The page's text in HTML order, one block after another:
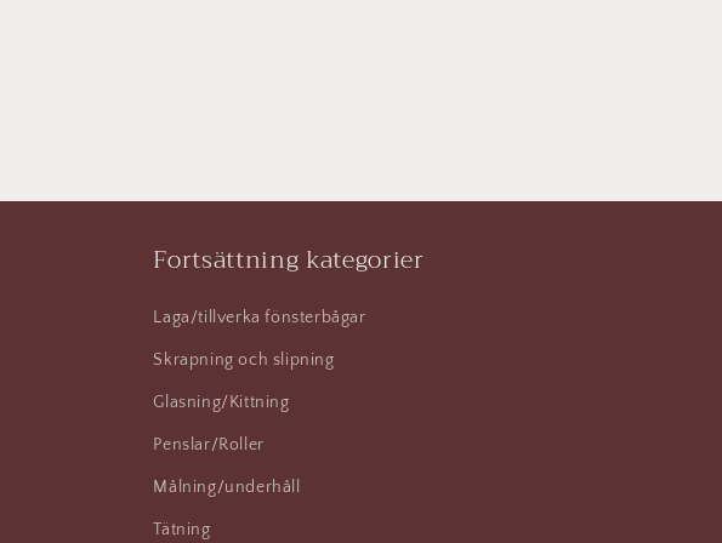
Fortsättning kategorier
Laga/tillverka fönsterbågar
Skrapning och slipning
Glasning/Kittning
Penslar/Roller
Målning/underhåll
Tätning